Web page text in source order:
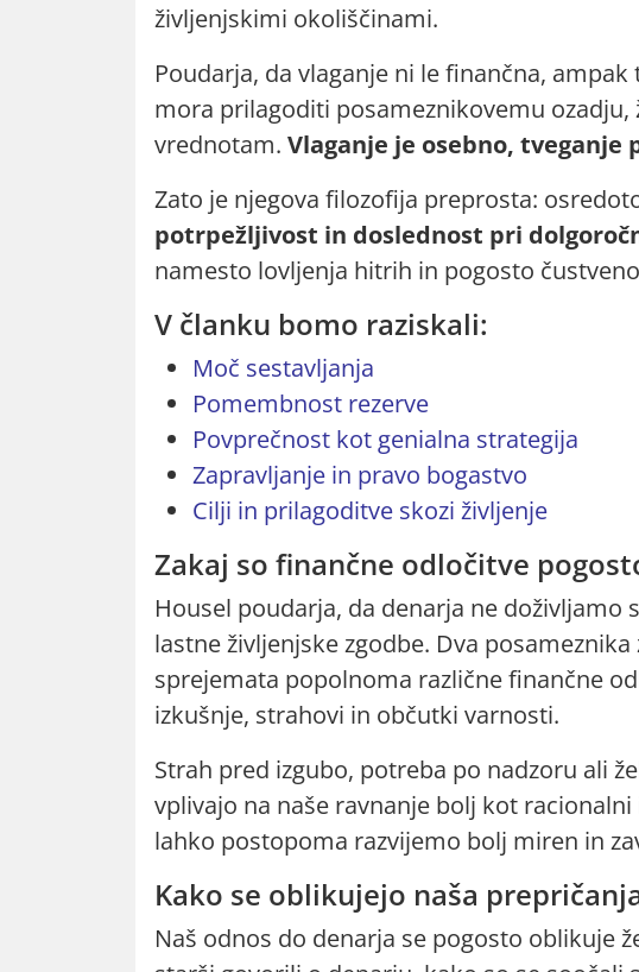
življenjskimi okoliščinami.
Poudarja, da vlaganje ni le finančna,
mora prilagoditi posameznikovemu
vrednotam. Vlaganje je osebno, tveganje
Zato je njegova filozofija preprosta:
potrpežljivost in doslednost pri
namesto lovljenja hitrih in pogosto
V članku bomo raziskali:
Moč sestavljanja
Pomembnost rezerve
Povprečnost kot genialna strategija
Zapravljanje in pravo bogastvo
Cilji in prilagoditve skozi življenje
Zakaj so finančne odločitve
Housel poudarja, da denarja ne doživljamo
lastne življenjske zgodbe. Dva
sprejemata popolnoma različne finančne
izkušnje, strahovi in občutki varnosti.
Strah pred izgubo, potreba po nadzoru ali
vplivajo na naše ravnanje bolj kot
lahko postopoma razvijemo bolj miren in
Kako se oblikujejo naša
Naš odnos do denarja se pogosto oblikuje